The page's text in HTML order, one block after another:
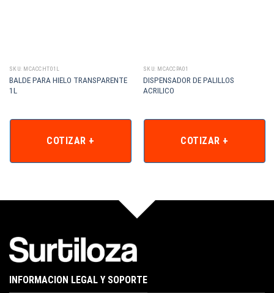
SKU: MCACCHT01L
BALDE PARA HIELO TRANSPARENTE
1L
COTIZAR +
SKU: MCACCPA01
DISPENSADOR DE PALILLOS
ACRILICO
COTIZAR +
INFORMACION LEGAL Y SOPORTE